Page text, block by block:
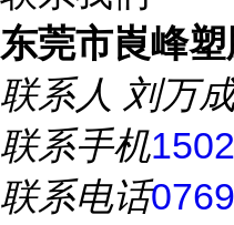
东莞市崀峰
联系人 刘万
联系手机
联系电话